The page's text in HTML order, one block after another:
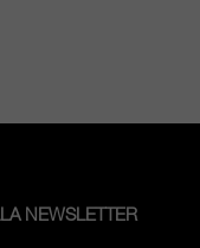
NEWSLETTER